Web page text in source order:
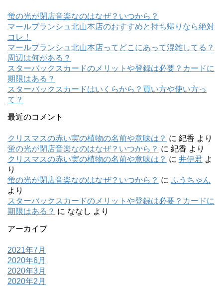
蛍の光が閉店音楽なのはなぜ？いつから？
マールブランシュ北山本店のおすすめと持ち帰りなら絶対
コレ！
マールブランシュ北山本店ってどこにあって混雑してる？
周辺は何がある？
スターバックスカードのメリットや登録は必要？カードに
期限はある？
スターバックスカードはいくらから？買い方や使い方っ
て？
最近のコメント
クリスマスの赤い実の植物の名前や意味は？ に 紀香 より
蛍の光が閉店音楽なのはなぜ？いつから？ に 紀香 より
クリスマスの赤い実の植物の名前や意味は？ に 井伊君 よ
り
蛍の光が閉店音楽なのはなぜ？いつから？ に ふうちゃん
より
スターバックスカードのメリットや登録は必要？カードに
期限はある？ に ななし より
アーカイブ
2021年7月
2020年6月
2020年3月
2020年2月